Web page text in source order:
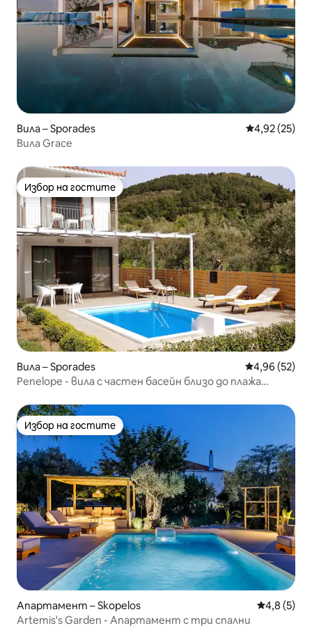
Вила – Sporades Средна
4,92 (25)
Вила Grace
Избор на гостите
Избор на гостите
Вила – Sporades Средна
4,96 (52)
Penelope - вила с частен басейн близо до плажа
Избор на гостите
Избор на гостите
Апартамент – Skopelos Средна
4,8 (5)
Artemis's Garden - Апартамент с три спални